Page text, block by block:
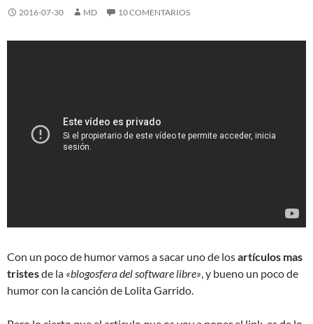
2016-07-30 MD 10 COMENTARIOS
Con un poco de humor vamos a sacar uno de losartículos mas
tristesde la «blogosfera del software libre», y bueno un poco de
humor con la canción de Lolita Garrido.